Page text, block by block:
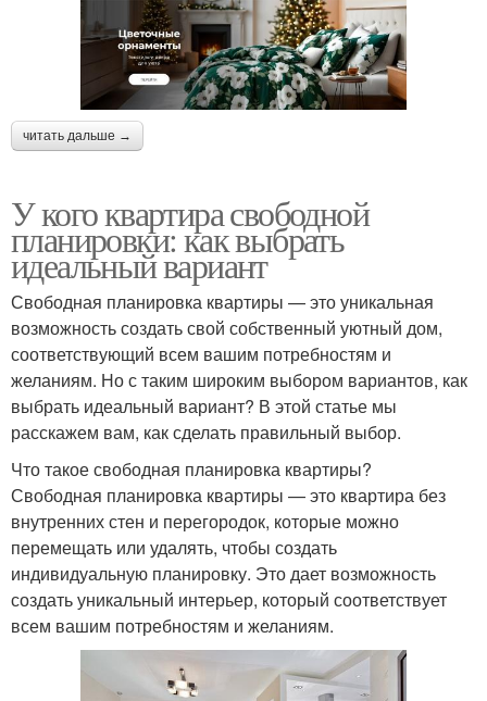
читать дальше →
У кого квартира свободной
планировки: как выбрать
идеальный вариант
Свободная планировка квартиры — это уникальная
возможность создать свой собственный уютный дом,
соответствующий всем вашим потребностям и
желаниям. Но с таким широким выбором вариантов, как
выбрать идеальный вариант? В этой статье мы
расскажем вам, как сделать правильный выбор.
Что такое свободная планировка квартиры?
Свободная планировка квартиры — это квартира без
внутренних стен и перегородок, которые можно
перемещать или удалять, чтобы создать
индивидуальную планировку. Это дает возможность
создать уникальный интерьер, который соответствует
всем вашим потребностям и желаниям.